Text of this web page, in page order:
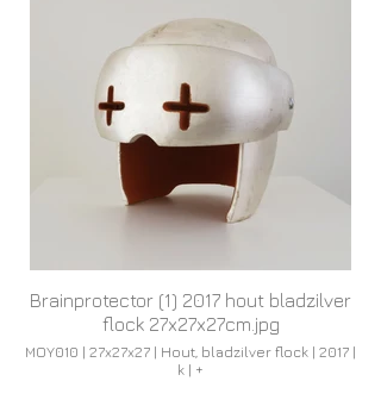
Brainprotector (1) 2017 hout bladzilver
flock 27x27x27cm.jpg
MOY010 | 27x27x27 | Hout, bladzilver flock | 2017 |
k | +